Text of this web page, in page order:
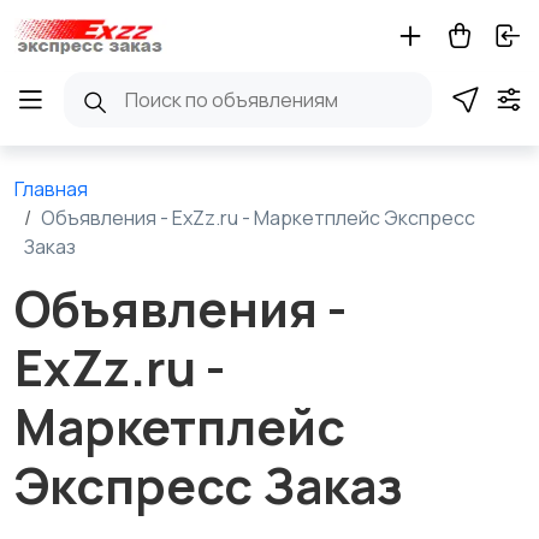
Главная
Объявления - ExZz.ru - Маркетплейс Экспресс
Заказ
Объявления -
ExZz.ru -
Маркетплейс
Экспресс Заказ